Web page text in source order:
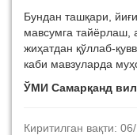
Бундан ташқари,
мавсумга тайёрлаш,
жиҳатдан қўллаб-
каби мавзуларда
ЎМИ Самарқанд
Киритилган вақти: